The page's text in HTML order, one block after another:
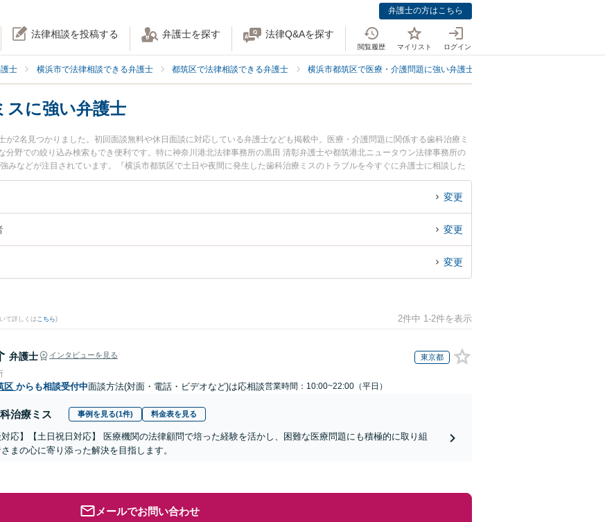
弁護士の方はこちら
法律相談を投稿する 弁護士を探す 法律Q&Aを探す
閲覧履歴 マイリスト ログイン
士 横浜市で法律相談できる弁護士 都筑区で法律相談できる弁護士 横浜市都筑区で医療・介護問題に強い弁護士
スに強い弁護士
2名見つかりました。初回面談無料や休日面談に対応している弁護士なども掲載中。医療・介護問題に関係する歯科治療ミ
分野での絞り込み検索もでき便利です。特に神奈川港北法律事務所の黒田 清彰弁護士や都筑港北ニュータウン法律事務所の
みなどが注目されています。『横浜市都筑区で土日や夜間に発生した歯科治療ミスのトラブルを今すぐに弁護士に相談した
の弁護士を検索したい』『初回相談無料で歯科治療ミスを法律相談できる横浜市都筑区内の弁護士に相談予約したい』などで
変更
変更
変更
て詳しくはこちら) 2件中 1-2件を表示
弁護士 インタビューを見る 東京都
区 からも相談受付中面談方法(対面・電話・ビデオなど)は応相談営業時間：10:00~22:00（平日）
治療ミス 事例を見る(1件) 料金表を見る
対応】【土日祝日対応】 医療機関の法律顧問で培った経験を活かし、困難な医療問題にも積極的に取り組
まの心に寄り添った解決を目指します。
メールでお問い合わせ